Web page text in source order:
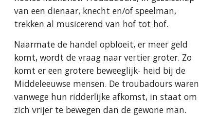
van een dienaar, knecht en/of speelman,
trekken al musicerend van hof tot hof.
Naarmate de handel opbloeit, er meer geld
komt, wordt de vraag naar vertier groter. Zo
komt er een grotere beweeglijk- heid bij de
Middeleeuwse mensen. De troubadours waren
vanwege hun ridderlijke afkomst, in staat om
zich vrijer te bewegen dan de gewone man.